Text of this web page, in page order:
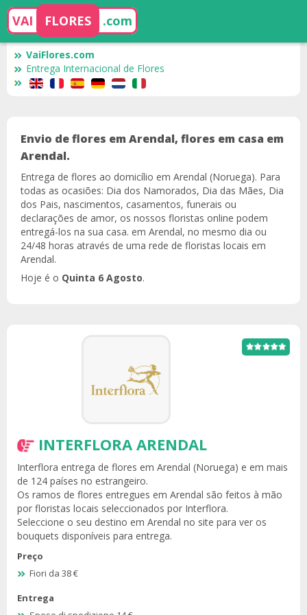
VAI FLORES .com
VaiFlores.com
Entrega Internacional de Flores
Envio de flores em Arendal, flores em casa em
Arendal.
Entrega de flores ao domicílio em Arendal (Noruega). Para
todas as ocasiões: Dia dos Namorados, Dia das Mães, Dia
dos Pais, nascimentos, casamentos, funerais ou
declarações de amor, os nossos floristas online podem
entregá-los na sua casa. em Arendal, no mesmo dia ou
24/48 horas através de uma rede de floristas locais em
Arendal.
Hoje é o Quinta 6 Agosto.
INTERFLORA ARENDAL
Interflora entrega de flores em Arendal (Noruega) e em mais
de 124 países no estrangeiro.
Os ramos de flores entregues em Arendal são feitos à mão
por floristas locais seleccionados por Interflora.
Seleccione o seu destino em Arendal no site para ver os
bouquets disponíveis para entrega.
Preço
Fiori da 38 €
Entrega